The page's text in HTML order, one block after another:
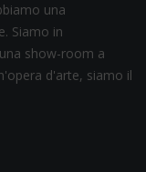
una
Siamo in
show-room a
d'arte, siamo il